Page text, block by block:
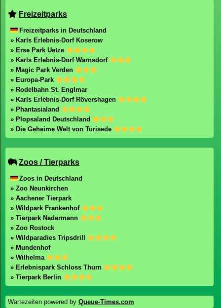
Freizeitparks
Freizeitparks in Deutschland
» Karls Erlebnis-Dorf Koserow
» Erse Park Uetze
» Karls Erlebnis-Dorf Warnsdorf
» Magic Park Verden
» Europa-Park
» Rodelbahn St. Englmar
» Karls Erlebnis-Dorf Rövershagen
» Phantasialand
» Plopsaland Deutschland
» Die Geheime Welt von Turisede
Zoos / Tierparks
Zoos in Deutschland
» Zoo Neunkirchen
» Aachener Tierpark
» Wildpark Frankenhof
» Tierpark Nadermann
» Zoo Rostock
» Wildparadies Tripsdrill
» Mundenhof
» Wilhelma
» Erlebnispark Schloss Thurn
» Tierpark Berlin
Wartezeiten powered by Queue-Times.com